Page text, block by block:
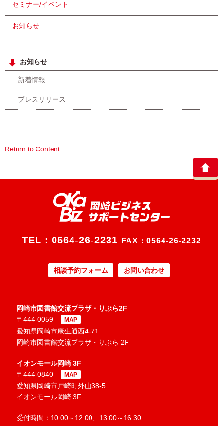
セミナー/イベント
お知らせ
お知らせ
新着情報
プレスリリース
Return to Content
TEL： 0564-26-2231 FAX：0564-26-2232
相談予約フォーム お問い合わせ
岡崎市図書館交流プラザ・りぶら2F
〒444-0059
MAP
愛知県岡崎市康生通西4-71
岡崎市図書館交流プラザ・りぶら 2F
イオンモール岡崎 3F
〒444-0840
MAP
愛知県岡崎市戸崎町外山38-5
イオンモール岡崎 3F
受付時間：10:00～12:00、13:00～16:30